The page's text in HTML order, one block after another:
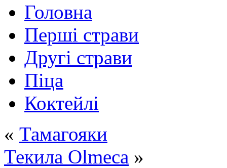
Головна
Перші страви
Другі страви
Піца
Коктейлі
« Тамагояки
Текила Olmeca »